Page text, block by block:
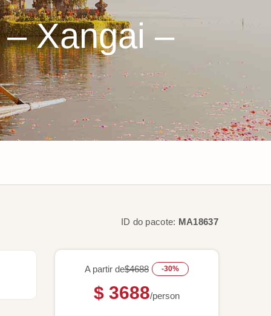
Xangai –
ID do pacote: MA18637
A partir de$4688 -30%
$ 3688/person